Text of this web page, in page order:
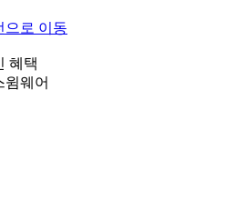
으로 이동
혜택
윔웨어